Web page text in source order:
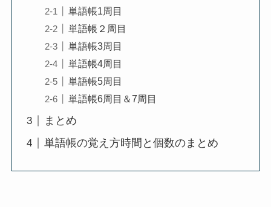
単語帳1周目
単語帳２周目
単語帳3周目
単語帳4周目
単語帳5周目
単語帳6周目＆7周目
まとめ
単語帳の覚え方時間と個数のまとめ